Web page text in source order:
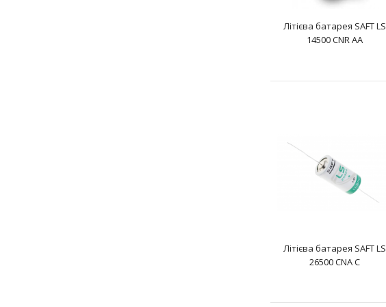
Літієва батарея SAFT LS
14500 CNR AA
Літієва батарея SAFT LS
26500 CNA C